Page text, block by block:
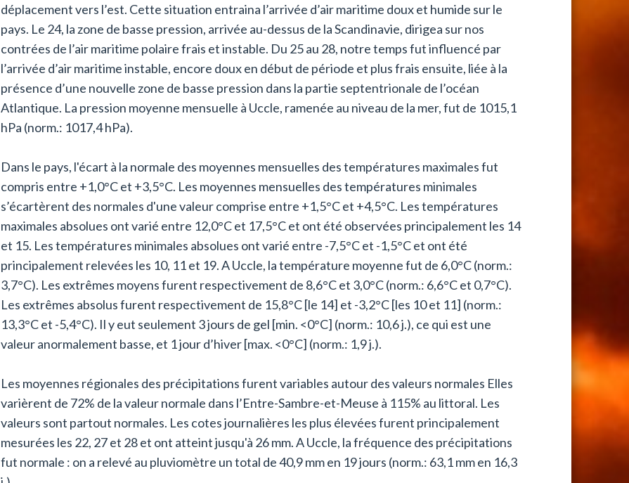
déplacement vers l’est. Cette situation entraina l’arrivée d’air maritime doux et humide sur le
pays. Le 24, la zone de basse pression, arrivée au-dessus de la Scandinavie, dirigea sur nos
contrées de l’air maritime polaire frais et instable. Du 25 au 28, notre temps fut influencé par
l’arrivée d’air maritime instable, encore doux en début de période et plus frais ensuite, liée à la
présence d’une nouvelle zone de basse pression dans la partie septentrionale de l’océan
Atlantique. La pression moyenne mensuelle à Uccle, ramenée au niveau de la mer, fut de 1015,1
hPa (norm.: 1017,4 hPa).
Dans le pays, l'écart à la normale des moyennes mensuelles des températures maximales fut
compris entre +1,0°C et +3,5°C. Les moyennes mensuelles des températures minimales
s’écartèrent des normales d'une valeur comprise entre +1,5°C et +4,5°C. Les températures
maximales absolues ont varié entre 12,0°C et 17,5°C et ont été observées principalement les 14
et 15. Les températures minimales absolues ont varié entre -7,5°C et -1,5°C et ont été
principalement relevées les 10, 11 et 19. A Uccle, la température moyenne fut de 6,0°C (norm.:
3,7°C). Les extrêmes moyens furent respectivement de 8,6°C et 3,0°C (norm.: 6,6°C et 0,7°C).
Les extrêmes absolus furent respectivement de 15,8°C [le 14] et -3,2°C [les 10 et 11] (norm.:
13,3°C et -5,4°C). Il y eut seulement 3 jours de gel [min. <0°C] (norm.: 10,6 j.), ce qui est une
valeur anormalement basse, et 1 jour d’hiver [max. <0°C] (norm.: 1,9 j.).
Les moyennes régionales des précipitations furent variables autour des valeurs normales Elles
varièrent de 72% de la valeur normale dans l’Entre-Sambre-et-Meuse à 115% au littoral. Les
valeurs sont partout normales. Les cotes journalières les plus élevées furent principalement
mesurées les 22, 27 et 28 et ont atteint jusqu'à 26 mm. A Uccle, la fréquence des précipitations
fut normale : on a relevé au pluviomètre un total de 40,9 mm en 19 jours (norm.: 63,1 mm en 16,3